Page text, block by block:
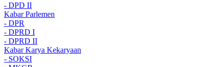
- DPD II
Kabar Parlemen
- DPR
- DPRD I
- DPRD II
Kabar Karya Kekaryaan
- SOKSI